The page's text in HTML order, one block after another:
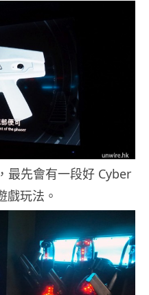
先會有一段好 Cyber
戲玩法。